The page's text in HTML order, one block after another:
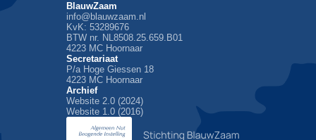
BlauwZaam
info@blauwzaam.nl
KvK: 53289676
BTW nr. NL8508.25.659.B01
4223 MC Hoornaar
Secretariaat
P/a Hoge Giessen 18
4223 MC Hoornaar
Archief
Website 2.0 (2024)
Website 1.0 (2016)